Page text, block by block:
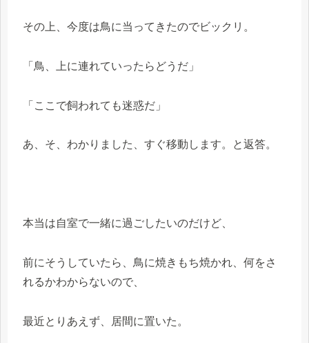
その上、今度は鳥に当ってきたのでビックリ。
「鳥、上に連れていったらどうだ」
「ここで飼われても迷惑だ」
あ、そ、わかりました、すぐ移動します。と返答。
本当は自室で一緒に過ごしたいのだけど、
前にそうしていたら、鳥に焼きもち焼かれ、何をさ
れるかわからないので、
最近とりあえず、居間に置いた。